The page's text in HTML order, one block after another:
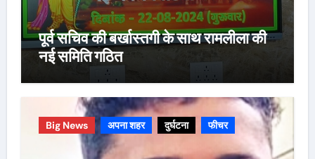
पूर्व सचिव की बर्खास्तगी के साथ रामलीला की
नई समिति गठित
Big News अपना शहर दुर्घटना फीचर